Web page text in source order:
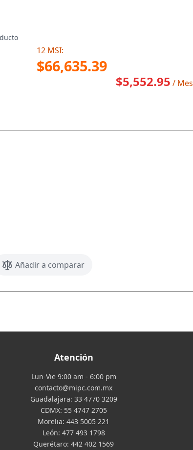
12 MSI:
$66,635.39
$5,552.95 / Mes
Añadir a comparar
Atención
Lun-Vie 9:00 am - 6:00 pm
contacto@mipc.com.mx
Guadalajara: 33 4770 3209
CDMX: 55 4747 2705
Morelia: 443 5005 221
León: 477 493 1798
Querétaro: 442 402 1569